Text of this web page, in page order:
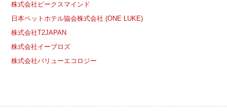
株式会社ピークスマインド
日本ペットホテル協会株式会社 (ONE LUKE)
株式会社T2JAPAN
株式会社イーブロズ
株式会社バリューエコロジー